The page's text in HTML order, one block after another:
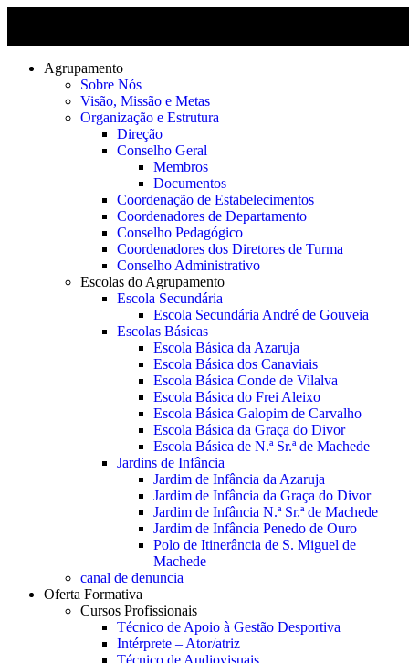
Agrupamento
Sobre Nós
Visão, Missão e Metas
Organização e Estrutura
Direção
Conselho Geral
Membros
Documentos
Coordenação de Estabelecimentos
Coordenadores de Departamento
Conselho Pedagógico
Coordenadores dos Diretores de Turma
Conselho Administrativo
Escolas do Agrupamento
Escola Secundária
Escola Secundária André de Gouveia
Escolas Básicas
Escola Básica da Azaruja
Escola Básica dos Canaviais
Escola Básica Conde de Vilalva
Escola Básica do Frei Aleixo
Escola Básica Galopim de Carvalho
Escola Básica da Graça do Divor
Escola Básica de N.ª Sr.ª de Machede
Jardins de Infância
Jardim de Infância da Azaruja
Jardim de Infância da Graça do Divor
Jardim de Infância N.ª Sr.ª de Machede
Jardim de Infância Penedo de Ouro
Polo de Itinerância de S. Miguel de
Machede
canal de denuncia
Oferta Formativa
Cursos Profissionais
Técnico de Apoio à Gestão Desportiva
Intérprete – Ator/atriz
Técnico de Audiovisuais